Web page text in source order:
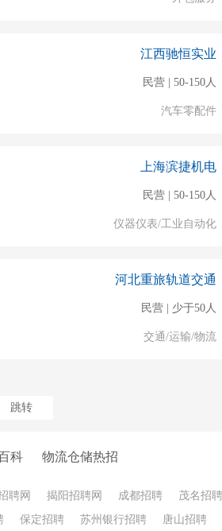
江西驰恒实业
民营 | 50-150人
汽车零配件
上海滨捷机电
民营 | 50-150人
仪器仪表/工业自动化
河北重旅轨道交通
民营 | 少于50人
交通/运输/物流
跳转
科 物流仓储热招
聘网 揭阳招聘网 成都招聘 茂名招
保定招聘 苏州银行招聘 唐山招聘